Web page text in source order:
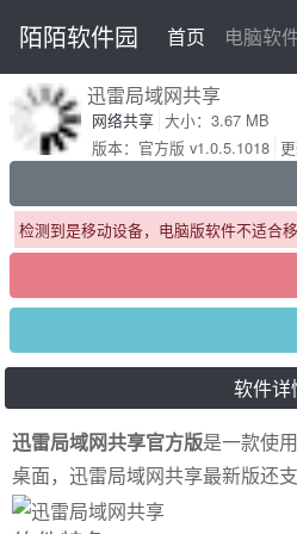
陌陌软件园 首页 首页
电脑软
迅雷局域网共享
网络共享 大小：3.67 MB
版本：官方版 v1.0.5.1018
检测到是移动设备，电脑版软件不适合
软件详
迅雷局域网共享官方版是一款使
桌面，迅雷局域网共享最新版还